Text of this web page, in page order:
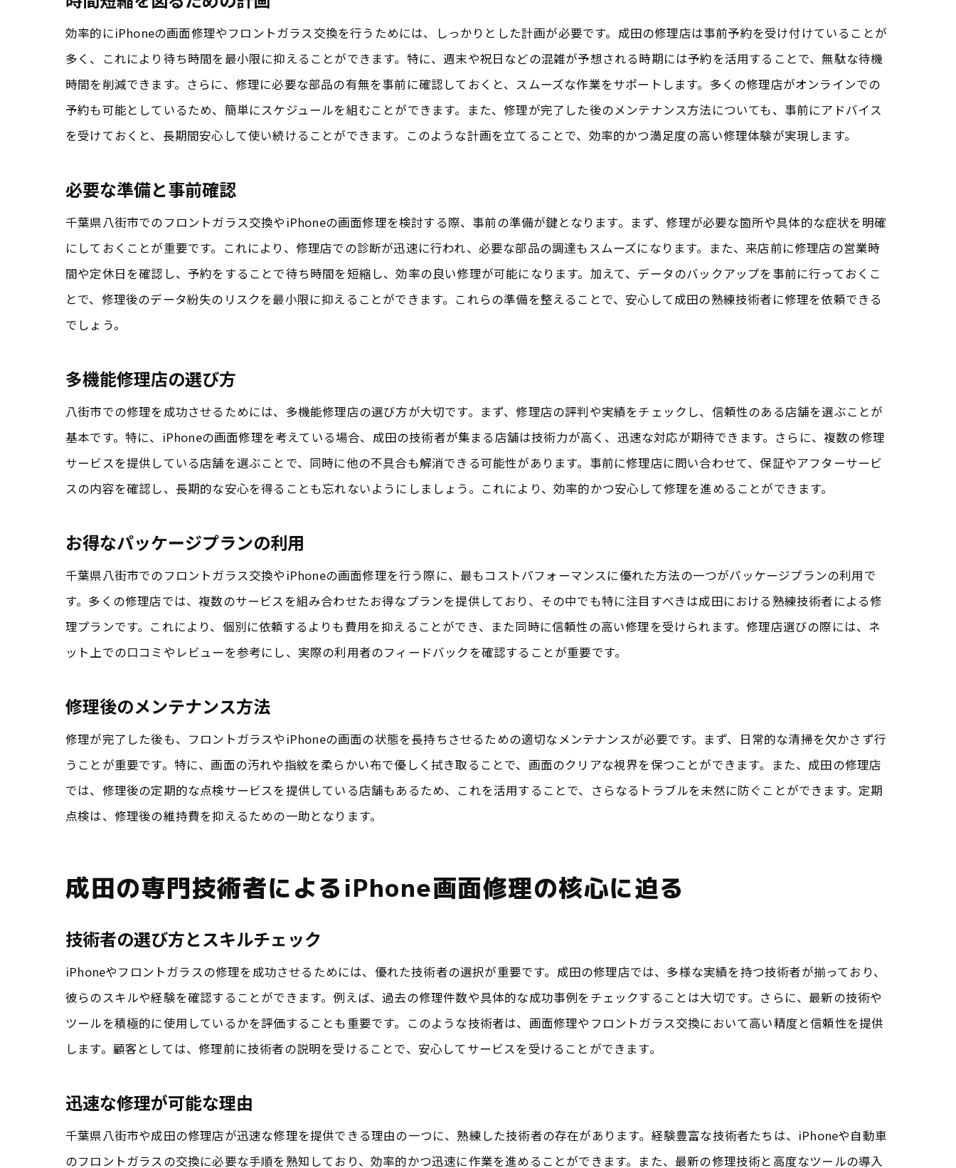
使用するガラスの品質基準
交換プロセスの透明性
保証期間とアフターサービス
環境に優しい交換メソッド
顧客満足度を高めるポイント
信頼できる修理店の条件
修理前の確認事項
修理後のフォロー体制
修理費用の内訳
交換による効果と持続性
お得な割引キャンペーン情報
信頼できる修理店の見極め方と成田の推奨店舗
店舗選びの基準
口コミとレビューの重要性
顧客サービスの充実度
安心の保証サービス
千葉県八街市での迅速なiPhone画面修理の選び方
短時間での修理を実現する方法
迅速修理のための準備
修理時間を短縮するための工夫
費用対効果で選ぶ成田のフロントガラス交換と画面修理
コストパフォーマンスの良い修理
長期的な視点での選択
高品質を保つための投資
効率的にiPhoneの画面修理やフロントガラス交換を行うためには、しっかりとした計画が必要です。成田の修理店は事前予約を受け付けていることが
多く、これにより待ち時間を最小限に抑えることができます。特に、週末や祝日などの混雑が予想される時期には予約を活用することで、無駄な待機
時間を削減できます。さらに、修理に必要な部品の有無を事前に確認しておくと、スムーズな作業をサポートします。多くの修理店がオンラインでの
予約も可能としているため、簡単にスケジュールを組むことができます。また、修理が完了した後のメンテナンス方法についても、事前にアドバイス
を受けておくと、長期間安心して使い続けることができます。このような計画を立てることで、効率的かつ満足度の高い修理体験が実現します。
必要な準備と事前確認
千葉県八街市でのフロントガラス交換やiPhoneの画面修理を検討する際、事前の準備が鍵となります。まず、修理が必要な箇所や具体的な症状を明確
にしておくことが重要です。これにより、修理店での診断が迅速に行われ、必要な部品の調達もスムーズになります。また、来店前に修理店の営業時
間や定休日を確認し、予約をすることで待ち時間を短縮し、効率の良い修理が可能になります。加えて、データのバックアップを事前に行っておくこ
とで、修理後のデータ紛失のリスクを最小限に抑えることができます。これらの準備を整えることで、安心して成田の熟練技術者に修理を依頼できる
でしょう。
多機能修理店の選び方
八街市での修理を成功させるためには、多機能修理店の選び方が大切です。まず、修理店の評判や実績をチェックし、信頼性のある店舗を選ぶことが
基本です。特に、iPhoneの画面修理を考えている場合、成田の技術者が集まる店舗は技術力が高く、迅速な対応が期待できます。さらに、複数の修理
サービスを提供している店舗を選ぶことで、同時に他の不具合も解消できる可能性があります。事前に修理店に問い合わせて、保証やアフターサービ
スの内容を確認し、長期的な安心を得ることも忘れないようにしましょう。これにより、効率的かつ安心して修理を進めることができます。
お得なパッケージプランの利用
千葉県八街市でのフロントガラス交換やiPhoneの画面修理を行う際に、最もコストパフォーマンスに優れた方法の一つがパッケージプランの利用で
す。多くの修理店では、複数のサービスを組み合わせたお得なプランを提供しており、その中でも特に注目すべきは成田における熟練技術者による修
理プランです。これにより、個別に依頼するよりも費用を抑えることができ、また同時に信頼性の高い修理を受けられます。修理店選びの際には、ネ
ット上での口コミやレビューを参考にし、実際の利用者のフィードバックを確認することが重要です。
修理後のメンテナンス方法
修理が完了した後も、フロントガラスやiPhoneの画面の状態を長持ちさせるための適切なメンテナンスが必要です。まず、日常的な清掃を欠かさず行
うことが重要です。特に、画面の汚れや指紋を柔らかい布で優しく拭き取ることで、画面のクリアな視界を保つことができます。また、成田の修理店
では、修理後の定期的な点検サービスを提供している店舗もあるため、これを活用することで、さらなるトラブルを未然に防ぐことができます。定期
点検は、修理後の維持費を抑えるための一助となります。
成田の専門技術者によるiPhone画面修理の核心に迫る
技術者の選び方とスキルチェック
iPhoneやフロントガラスの修理を成功させるためには、優れた技術者の選択が重要です。成田の修理店では、多様な実績を持つ技術者が揃っており、
彼らのスキルや経験を確認することができます。例えば、過去の修理件数や具体的な成功事例をチェックすることは大切です。さらに、最新の技術や
ツールを積極的に使用しているかを評価することも重要です。このような技術者は、画面修理やフロントガラス交換において高い精度と信頼性を提供
します。顧客としては、修理前に技術者の説明を受けることで、安心してサービスを受けることができます。
迅速な修理が可能な理由
千葉県八街市や成田の修理店が迅速な修理を提供できる理由の一つに、熟練した技術者の存在があります。経験豊富な技術者たちは、iPhoneや自動車
のフロントガラスの交換に必要な手順を熟知しており、効率的かつ迅速に作業を進めることができます。また、最新の修理技術と高度なツールの導入